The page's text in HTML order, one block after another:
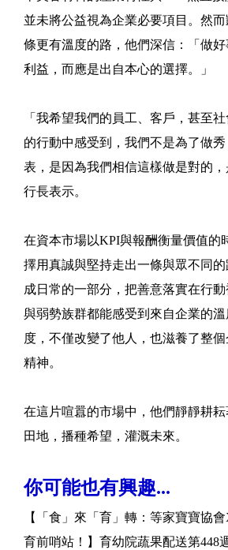
並未將公益視為企業必要項目。然
條更有溫度的路，他們深信：「做好
利益，而應是出自本心的選擇。」
「我希望我們的員工、客戶，甚至
的行動中感受到，我們不是為了做
表，是因為我們相信這樣做是對的
行長表示。
在資本市場以KPI與報酬衡量價值的
擇用真誠與堅持走出一條與眾不同
成日常的一部分，把善意落實在行
與弱勢族群都能感受到來自企業的
度，不僅改變了他人，也滋養了整
精神。
在這片喧囂的市場中，他們靜靜耕
田地，播種希望，灌溉未來。
你可能也有興趣...
【「食」來「育」轉：等家寶寶協
育前哨站！】育幼院蔬果配送第448